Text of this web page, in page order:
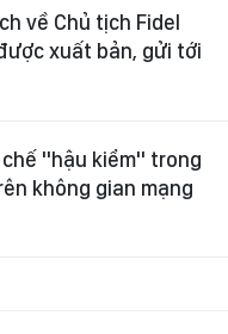
về Chủ tịch Fidel
xuất bản, gửi tới
"hậu kiểm" trong
không gian mạng